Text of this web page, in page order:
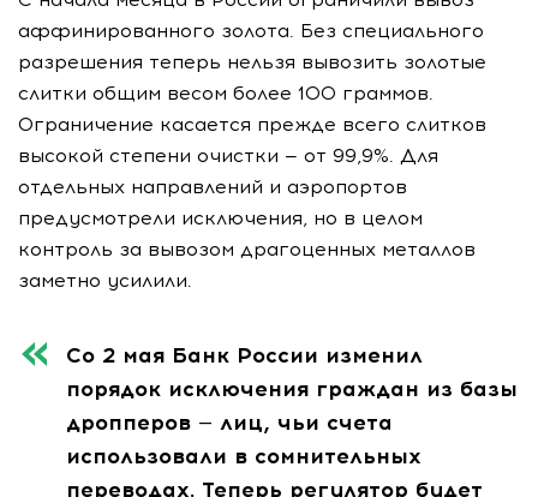
аффинированного золота. Без специального
разрешения теперь нельзя вывозить золотые
слитки общим весом более 100 граммов.
Ограничение касается прежде всего слитков
высокой степени очистки — от 99,9%. Для
отдельных направлений и аэропортов
предусмотрели исключения, но в целом
контроль за вывозом драгоценных металлов
заметно усилили.
Со 2 мая Банк России изменил
порядок исключения граждан из базы
дропперов — лиц, чьи счета
использовали в сомнительных
переводах. Теперь регулятор будет